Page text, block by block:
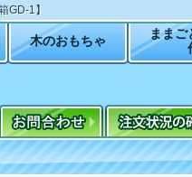
GD-1】
木のおもちゃ
まま